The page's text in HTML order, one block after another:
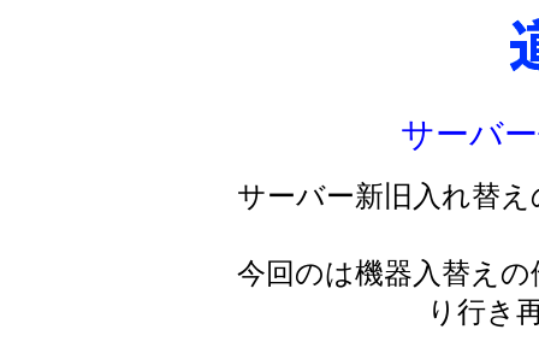
サーバ
サーバー新旧入れ替
今回のは機器入替え
り行き